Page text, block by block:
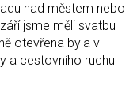
nad městem nebo
jsme měli svatbu
otevřena byla v
a cestovního ruchu